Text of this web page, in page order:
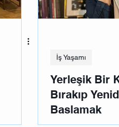
İş Yaşamı
Yerleşik Bir
Bırakıp
Başlamak